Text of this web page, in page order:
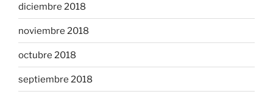
diciembre 2018
noviembre 2018
octubre 2018
septiembre 2018